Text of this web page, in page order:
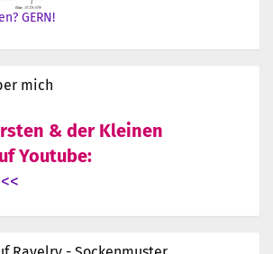
GERN!
mich
& der Kleinen
Youtube: